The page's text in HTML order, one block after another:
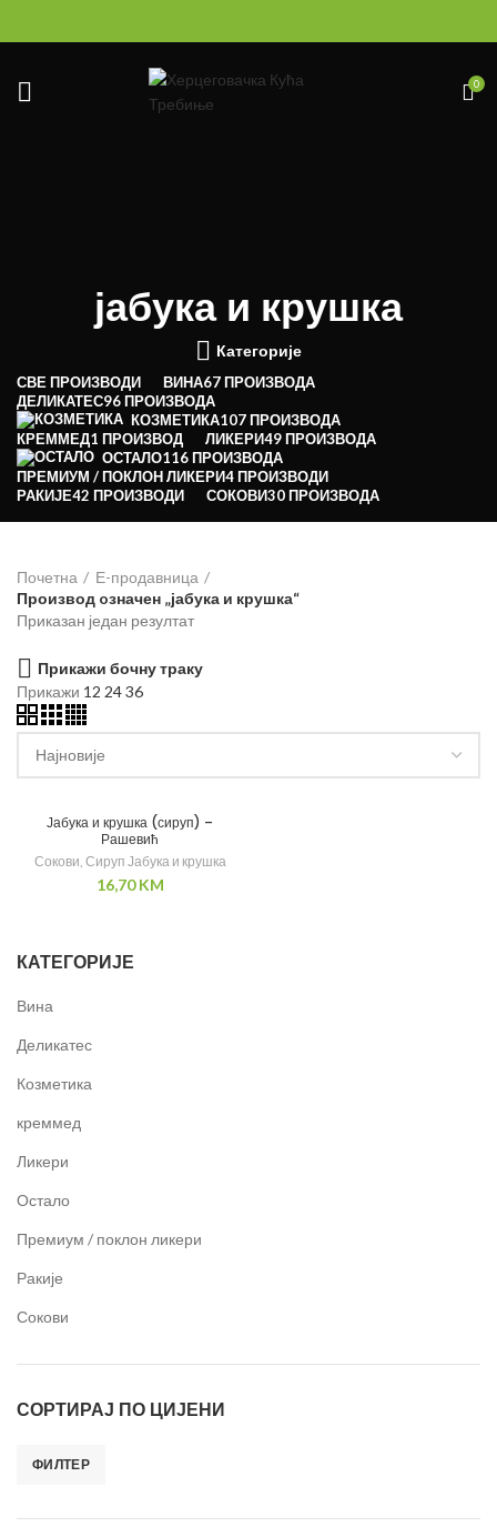
0
јабука и крушка
Категорије
СВЕ ПРОИЗВОДИ ВИНА67 ПРОИЗВОДА
ДЕЛИКАТЕС96 ПРОИЗВОДА
КОЗМЕТИКА107 ПРОИЗВОДА
КРЕММЕД1 ПРОИЗВОД ЛИКЕРИ49 ПРОИЗВОДА
ОСТАЛО116 ПРОИЗВОДА
ПРЕМИУМ / ПОКЛОН ЛИКЕРИ4 ПРОИЗВОДИ
РАКИЈЕ42 ПРОИЗВОДИ СОКОВИ30 ПРОИЗВОДА
КАТЕГОРИЈЕ
Вина
Деликатес
Козметика
креммед
Ликери
Остало
Премиум / поклон ликери
Ракије
Сокови
СОРТИРАЈ ПО ЦИЈЕНИ
ФИЛТЕР
Почетна
Е-продавница
Производ oзначен „јабука и крушка“
Приказан један резултат
Прикажи бочну траку
Прикажи 12 2436
Јабука и крушка (сируп) –
Рашевић
Сокови Сируп Јабука и крушка
16,70KM